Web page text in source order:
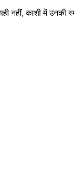
काशी में उनकी